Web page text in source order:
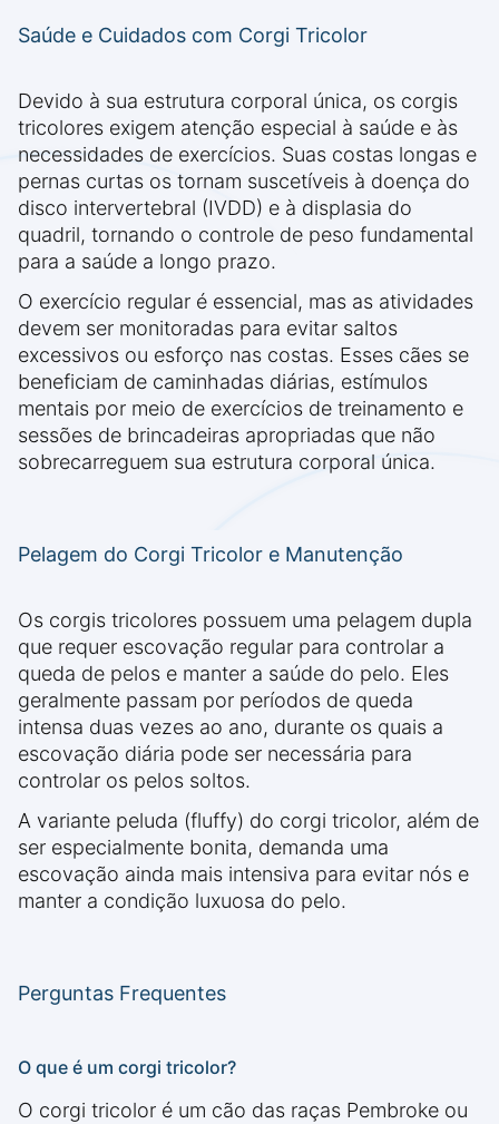
Saúde e Cuidados com Corgi Tricolor
Devido à sua estrutura corporal única, os corgis
tricolores exigem atenção especial à saúde e às
necessidades de exercícios. Suas costas longas e
pernas curtas os tornam suscetíveis à doença do
disco intervertebral (IVDD) e à displasia do
quadril, tornando o controle de peso fundamental
para a saúde a longo prazo.
O exercício regular é essencial, mas as atividades
devem ser monitoradas para evitar saltos
excessivos ou esforço nas costas. Esses cães se
beneficiam de caminhadas diárias, estímulos
mentais por meio de exercícios de treinamento e
sessões de brincadeiras apropriadas que não
sobrecarreguem sua estrutura corporal única.
Pelagem do Corgi Tricolor e Manutenção
Os corgis tricolores possuem uma pelagem dupla
que requer escovação regular para controlar a
queda de pelos e manter a saúde do pelo. Eles
geralmente passam por períodos de queda
intensa duas vezes ao ano, durante os quais a
escovação diária pode ser necessária para
controlar os pelos soltos.
A variante peluda (fluffy) do corgi tricolor, além de
ser especialmente bonita, demanda uma
escovação ainda mais intensiva para evitar nós e
manter a condição luxuosa do pelo.
Perguntas Frequentes
O que é um corgi tricolor?
O corgi tricolor é um cão das raças Pembroke ou